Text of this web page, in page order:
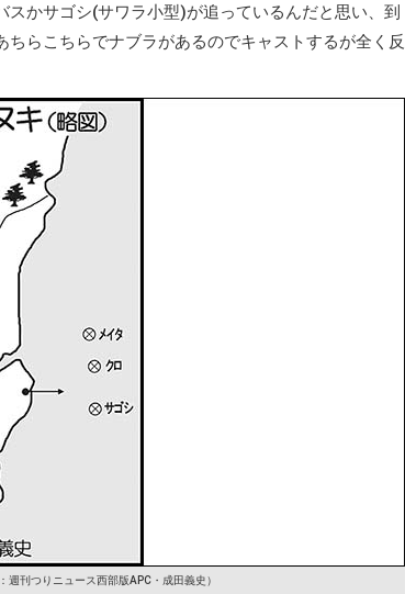
かサゴシ(サワラ小型)が追っているんだと思い、到
らこちらでナブラがあるのでキャストするが全く反
週刊つりニュース西部版APC・成田義史）